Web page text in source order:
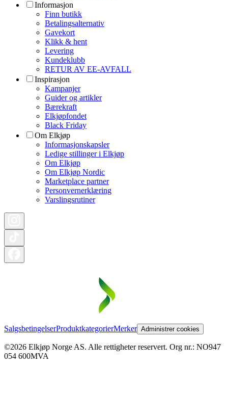
Informasjon
Finn butikk
Betalingsalternativ
Gavekort
Klikk & hent
Levering
Kundeklubb
RETUR AV EE-AVFALL
Inspirasjon
Kampanjer
Guider og artikler
Bærekraft
Elkjøpfondet
Black Friday
Om Elkjøp
Informasjonskapsler
Ledige stillinger i Elkjøp
Om Elkjøp
Om Elkjøp Nordic
Marketplace partner
Personvernerklæring
Varslingsrutiner
SalgsbetingelserProduktkategorierMerker Administrer cookies
©2026 Elkjøp Norge AS. Alle rettigheter reservert. Org nr.: NO947
054 600MVA